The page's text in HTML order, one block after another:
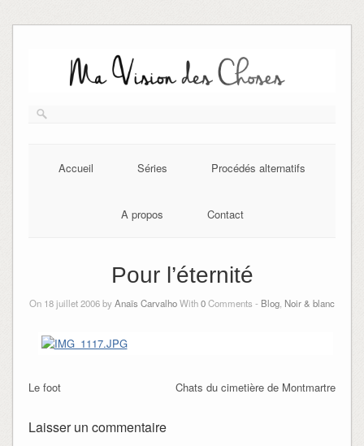
Accueil Séries Procédés alternatifs
A propos Contact
Pour l’éternité
On 18 juillet 2006 byAnaïs CarvalhoWith0Comments - Blog Noir & blanc
Chats du cimetière de Montmartre
Le foot
Laisser un commentaire